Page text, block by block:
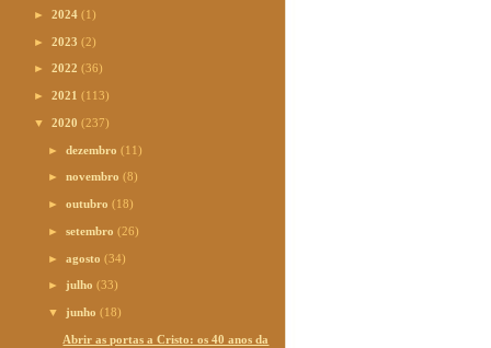
► 2024 (1)
► 2023 (2)
► 2022 (36)
► 2021 (113)
▼ 2020 (237)
►dezembro(11)
►novembro(8)
►outubro(18)
►setembro(26)
►agosto(34)
► julho(33)
▼ junho(18)
Abrir as portas a Cristo: os 40 anos da